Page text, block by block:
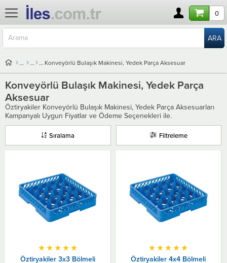
0
Konveyörlü Bulaşık Makinesi, Yedek Parça Aksesuar
Konveyörlü Bulaşık Makinesi, Yedek Parça
Aksesuar
Öztiryakiler Konveyörlü Bulaşık Makinesi, Yedek Parça Aksesuarları
Kampanyalı Uygun Fiyatlar ve Ödeme Seçenekleri ile.
Filtreleme
Sıralama
Öztiryakiler 3x3 Bölmeli
★★★★★
Öztiryakiler 4x4 Bölmeli
★★★★★